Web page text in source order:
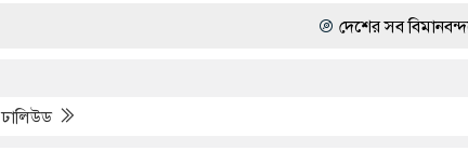
দেশের সব বিমানবন্দরে নিরাপত্তা
অত্যাচারের ছবি যেন আর
ঢালিউড